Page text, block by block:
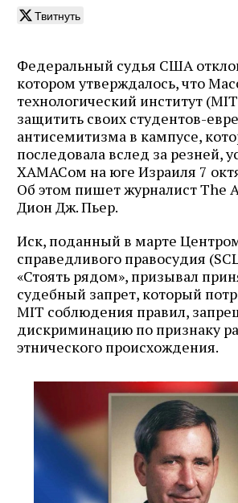
Твитнуть
Федеральный судья США
котором утверждалось, что
технологический институт
защитить своих студентов-
антисемитизма в кампусе,
последовала вслед за резней,
ХАМАСом на юге Израиля 7
Об этом пишет журналист The
Дион Дж. Пьер.
Иск, поданный в марте
справедливого правосудия
«Стоять рядом», призывал
судебный запрет, который
MIT соблюдения правил,
дискриминацию по признаку
этнического происхождения.